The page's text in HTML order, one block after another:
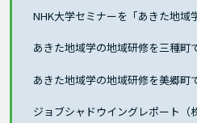
NHK大学セミナーを「あきた地域
あきた地域学の地域研修を三種町
あきた地域学の地域研修を美郷町
ジョブシャドウイングレポート（